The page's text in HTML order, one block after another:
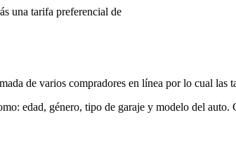
una tarifa preferencial de
de varios compradores en línea por lo cual las
edad, género, tipo de garaje y modelo del